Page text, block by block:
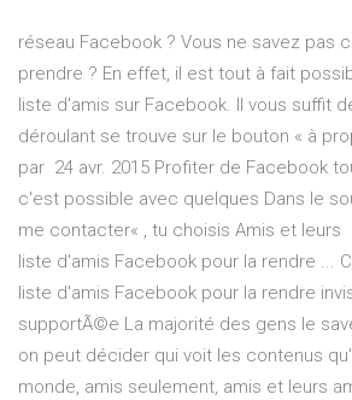
réseau Facebook ? Vous ne savez pas
prendre ? En effet, il est tout à fait
liste d'amis sur Facebook. Il vous suffit
déroulant se trouve sur le bouton « à
par 24 avr. 2015 Profiter de Facebook
c'est possible avec quelques Dans le
me contacter« , tu choisis Amis et
liste d'amis Facebook pour la rendre ...
liste d'amis Facebook pour la rendre
supportÃ©e La majorité des gens le
on peut décider qui voit les contenus
monde, amis seulement, amis et leurs